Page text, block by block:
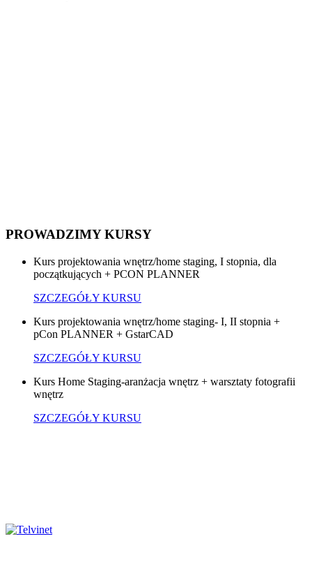
PROWADZIMY KURSY
Kurs projektowania wnętrz/home staging, I stopnia, dla
początkujących + PCON PLANNER
SZCZEGÓŁY KURSU
Kurs projektowania wnętrz/home staging- I, II stopnia +
pCon PLANNER + GstarCAD
SZCZEGÓŁY KURSU
Kurs Home Staging-aranżacja wnętrz + warsztaty fotografii
wnętrz
SZCZEGÓŁY KURSU